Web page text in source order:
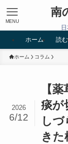
南
MENU
ホーム 読む
ホーム コラム
【
痰が
し
きた
2026
6/12